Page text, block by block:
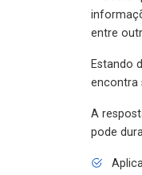
entre
Estando
A
pode